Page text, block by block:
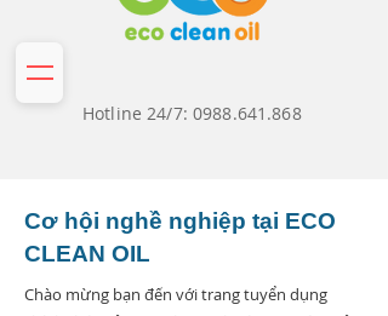
Hotline 24/7: 0988.641.868
Cơ hội nghề nghiệp tại ECO
CLEAN OIL
Chào mừng bạn đến với trang tuyển dụng